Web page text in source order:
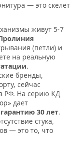
— это скелет
живут 5-7
(петли) и
на реальную
.
бренды,
сейчас
РФ. На серию КД
дает
30 лет.
стука,
— это то, что